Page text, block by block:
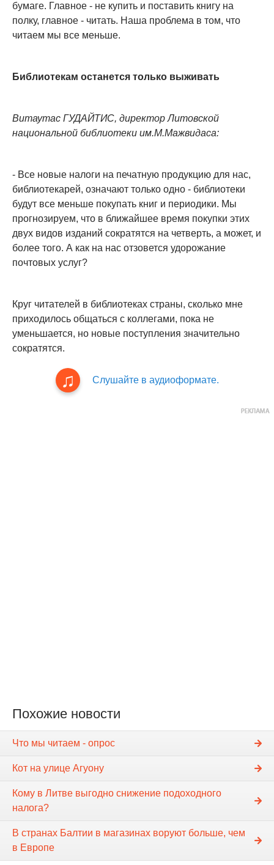
бумаге. Главное - не купить и поставить книгу на
полку, главное - читать. Наша проблема в том, что
читаем мы все меньше.
Библиотекам останется только выживать
Витаутас ГУДАЙТИС, директор Литовской
национальной библиотеки им.М.Мажвидаса:
- Все новые налоги на печатную продукцию для нас,
библиотекарей, означают только одно - библиотеки
будут все меньше покупать книг и периодики. Мы
прогнозируем, что в ближайшее время покупки этих
двух видов изданий сократятся на четверть, а может, и
более того. А как на нас отзовется удорожание
почтовых услуг?
Круг читателей в библиотеках страны, сколько мне
приходилось общаться с коллегами, пока не
уменьшается, но новые поступления значительно
сократятся.
Слушайте в аудиоформате.
Похожие новости
Что мы читаем - опрос
Кот на улице Агуону
Кому в Литве выгодно снижение подоходного
налога?
В странах Балтии в магазинах воруют больше, чем
в Европе